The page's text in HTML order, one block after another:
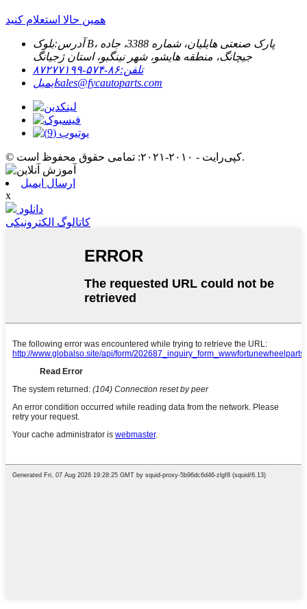
همین حالا استعلام کنید
آدرس:بلوک B، پارک صنعتی هایلیان، شماره 3388، جاده
جیچانگ، منطقه هایشو، شهر نینگبو، استان ژجیانگ
تلفن:۸۶-۵۷۴-۸۷۲۷۷۱۹۹
ایمیلsales@fycautoparts.com
© کپی‌رایت - ۲۰۱۰-۲۰۲۱: تمامی حقوق محفوظ است.
ارسال ایمیل
x
دانلود
کاتالوگ الکترونیکی